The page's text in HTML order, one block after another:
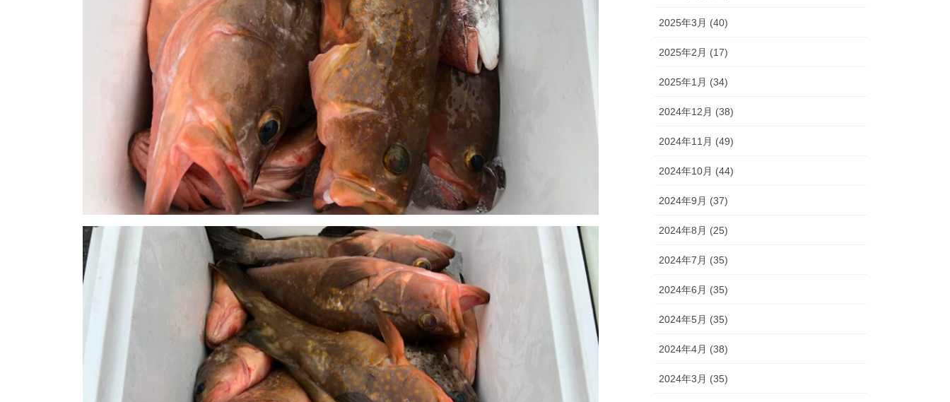
2025年3月 (40)
2025年2月 (17)
2025年1月 (34)
2024年12月 (38)
2024年11月 (49)
2024年10月 (44)
2024年9月 (37)
2024年8月 (25)
2024年7月 (35)
2024年6月 (35)
2024年5月 (35)
2024年4月 (38)
2024年3月 (35)